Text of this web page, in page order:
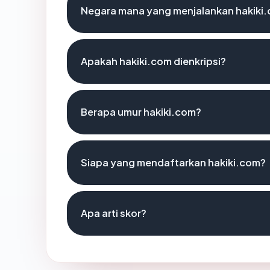
Negara mana yang menjalankan
Apakah hakiki.com dienkripsi?
Berapa umur hakiki.com?
Siapa yang mendaftarkan hakiki.com?
Apa arti skor?